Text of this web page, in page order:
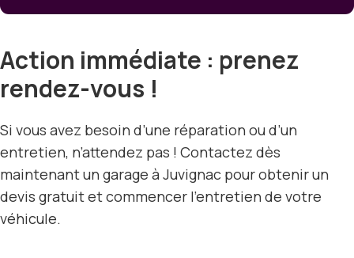
Action immédiate : prenez
rendez-vous !
Si vous avez besoin d’une réparation ou d’un
entretien, n’attendez pas ! Contactez dès
maintenant un garage à Juvignac pour obtenir un
devis gratuit et commencer l’entretien de votre
véhicule.